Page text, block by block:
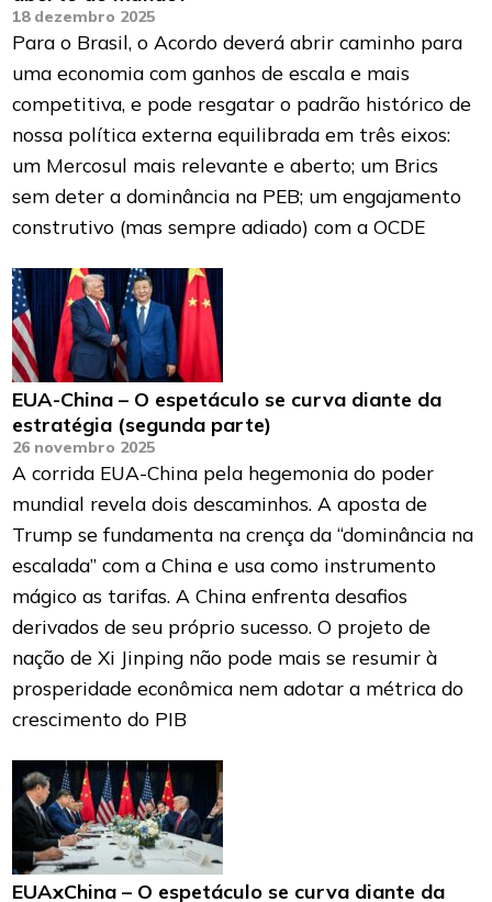
18 dezembro 2025
Para o Brasil, o Acordo deverá abrir caminho para
uma economia com ganhos de escala e mais
competitiva, e pode resgatar o padrão histórico de
nossa política externa equilibrada em três eixos:
um Mercosul mais relevante e aberto; um Brics
sem deter a dominância na PEB; um engajamento
construtivo (mas sempre adiado) com a OCDE
EUA-China – O espetáculo se curva diante da
estratégia (segunda parte)
26 novembro 2025
A corrida EUA-China pela hegemonia do poder
mundial revela dois descaminhos. A aposta de
Trump se fundamenta na crença da “dominância na
escalada” com a China e usa como instrumento
mágico as tarifas. A China enfrenta desafios
derivados de seu próprio sucesso. O projeto de
nação de Xi Jinping não pode mais se resumir à
prosperidade econômica nem adotar a métrica do
crescimento do PIB
EUAxChina – O espetáculo se curva diante da